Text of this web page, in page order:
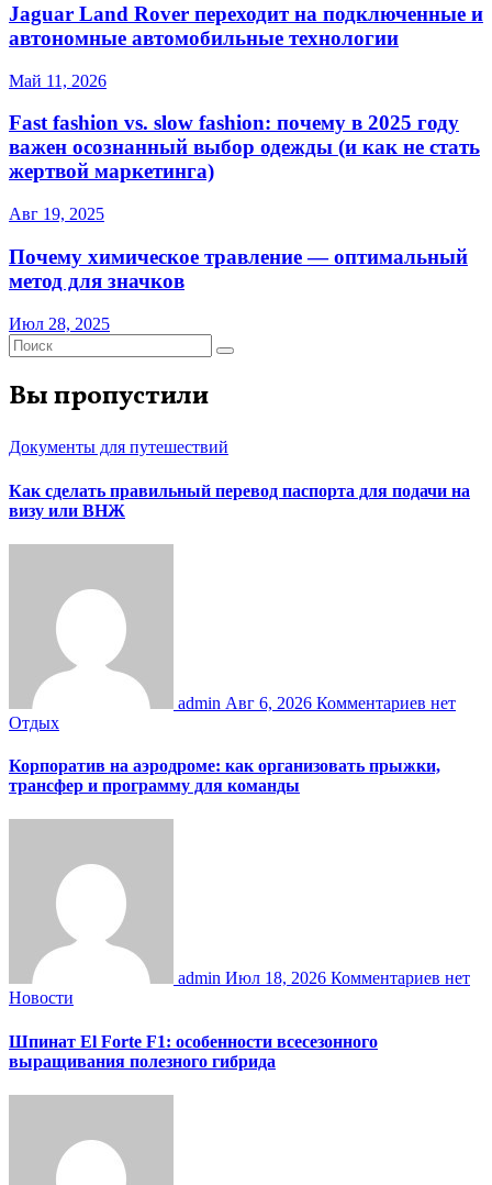
Jaguar Land Rover переходит на подключенные и
автономные автомобильные технологии
Май 11, 2026
Fast fashion vs. slow fashion: почему в 2025 году
важен осознанный выбор одежды (и как не стать
жертвой маркетинга)
Авг 19, 2025
Почему химическое травление — оптимальный
метод для значков
Июл 28, 2025
Вы пропустили
Документы для путешествий
Как сделать правильный перевод паспорта для подачи на
визу или ВНЖ
admin Авг 6, 2026 Комментариев нет
Отдых
Корпоратив на аэродроме: как организовать прыжки,
трансфер и программу для команды
admin Июл 18, 2026 Комментариев нет
Новости
Шпинат El Forte F1: особенности всесезонного
выращивания полезного гибрида